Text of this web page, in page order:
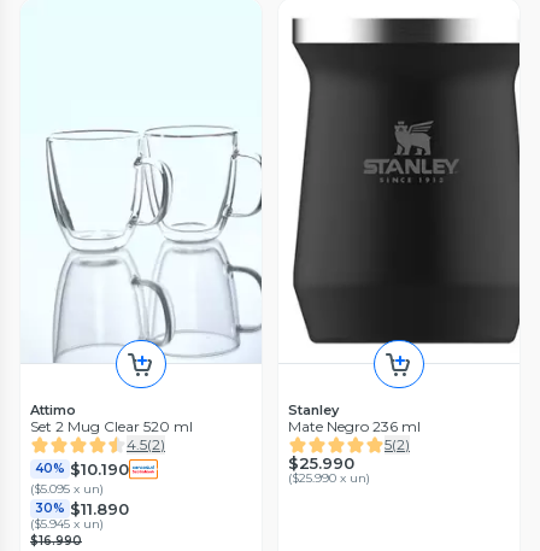
Attimo
Set 2 Mug Clear 520 ml
4.5(2)
40% $10.190
($5.095 x un)
30% $11.890
($5.945 x un)
$16.990
Stanley
Mate Negro 236 ml
5(2)
$25.990
($25.990 x un)